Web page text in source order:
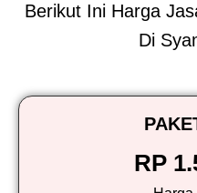
Berikut Ini Harga
Di
RP